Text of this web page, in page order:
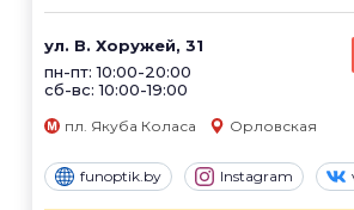
ул. В. Хоружей, 31
пн-пт: 10:00-20:00
сб-вс: 10:00-19:00
пл. Якуба Коласа Орловская
funoptik.by Instagram